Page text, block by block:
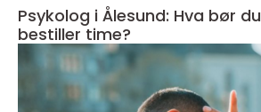
Psykolog i Ålesund: Hva bør
bestiller time?